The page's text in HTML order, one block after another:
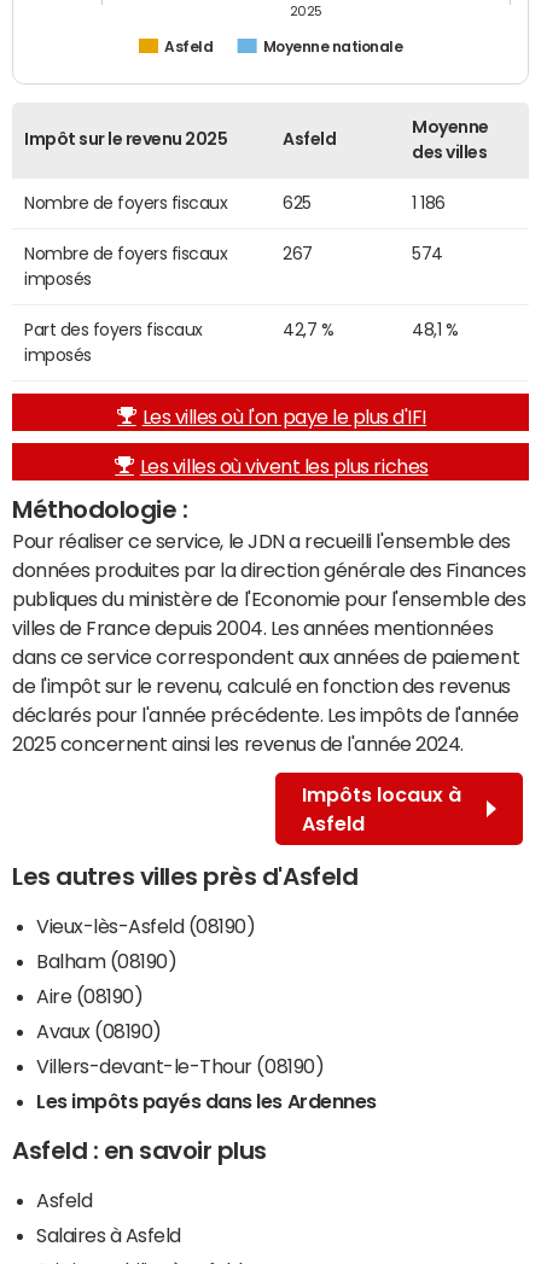
Asfeld Moyenne nationale
2025
Impôt sur le revenu 2025 Asfeld
Moyenne
des villes
Nombre de foyers fiscaux 625 1 186
Nombre de foyers fiscaux
imposés
267 574
Part des foyers fiscaux
imposés
42,7 % 48,1 %
Les villes où l'on paye le plus d'IFI
Les villes où vivent les plus riches
Méthodologie :
Pour réaliser ce service, le JDN a recueilli l'ensemble des
données produites par la direction générale des Finances
publiques du ministère de l'Economie pour l'ensemble des
villes de France depuis 2004. Les années mentionnées
dans ce service correspondent aux années de paiement
de l'impôt sur le revenu, calculé en fonction des revenus
déclarés pour l'année précédente. Les impôts de l'année
2025 concernent ainsi les revenus de l'année 2024.
Impôts locaux à
Asfeld
Les autres villes près d'Asfeld
Vieux-lès-Asfeld (08190)
Balham (08190)
Aire (08190)
Avaux (08190)
Villers-devant-le-Thour (08190)
Les impôts payés dans les Ardennes
Asfeld : en savoir plus
Asfeld
Salaires à Asfeld